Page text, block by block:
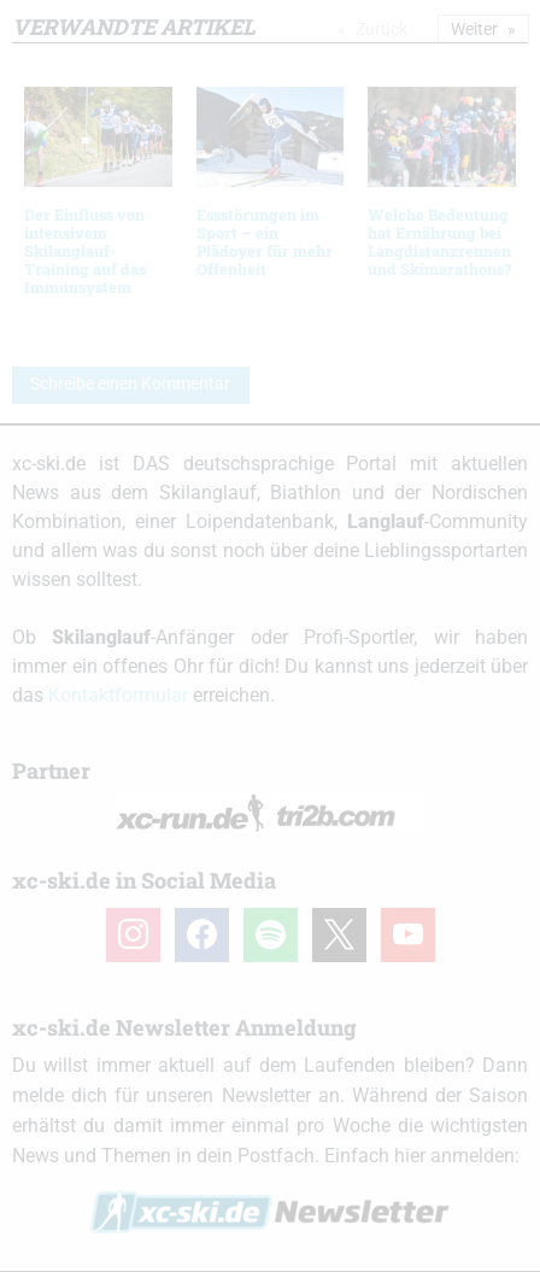
VERWANDTE ARTIKEL
Der Einfluss von
intensivem
Skilanglauf-
Training auf das
Immunsystem
Essstörungen im
Sport – ein
Plädoyer für mehr
Offenheit
Welche Bedeutung
hat Ernährung bei
Langdistanzrennen
und Skimarathons?
Weiter
Schreibe einen Kommentar
xc-ski.de ist DAS deutschsprachige Portal mit aktuellen
News aus dem Skilanglauf, Biathlon und der Nordischen
Kombination, einer Loipendatenbank, Langlauf-Community
und allem was du sonst noch über deine Lieblingssportarten
wissen solltest.
Ob Skilanglauf-Anfänger oder Profi-Sportler, wir haben
immer ein offenes Ohr für dich! Du kannst uns jederzeit über
das
erreichen.
Partner
xc-ski.de in Social Media
instagramfacebook spotify youtube
xc-ski.de Newsletter Anmeldung
Du willst immer aktuell auf dem Laufenden bleiben? Dann
melde dich für unseren Newsletter an. Während der Saison
erhältst du damit immer einmal pro Woche die wichtigsten
News und Themen in dein Postfach. Einfach hier anmelden: